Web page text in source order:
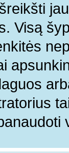
Visą